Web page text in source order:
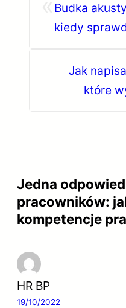
Budka
kiedy
Jak
które
Jedna
pracowników:
kompetencje
HR BP
19/10/2022